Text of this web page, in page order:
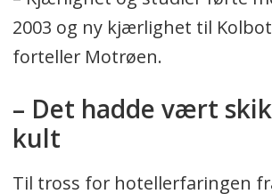
2003 og ny kjærlighet til
forteller Motrøen.
– Det hadde vært
kult
Til tross for hotellerfaringen